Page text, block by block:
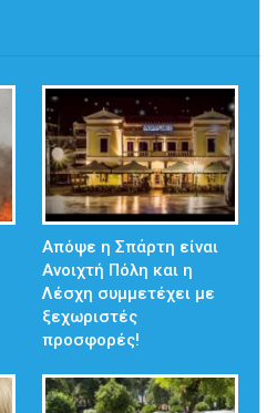
Απόψε η Σπάρτη είναι
Ανοιχτή Πόλη και η
Λέσχη συμμετέχει με
ξεχωριστές
προσφορές!